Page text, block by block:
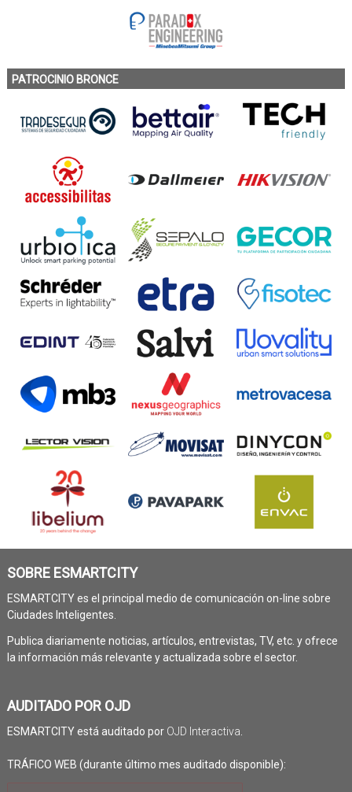
PATROCINIO BRONCE
SOBRE ESMARTCITY
ESMARTCITY es el principal medio de comunicación on-line sobre
Ciudades Inteligentes.
Publica diariamente noticias, artículos, entrevistas, TV, etc. y ofrece
la información más relevante y actualizada sobre el sector.
AUDITADO POR OJD
ESMARTCITY está auditado por OJD Interactiva
TRÁFICO WEB (durante último mes auditado disponible):